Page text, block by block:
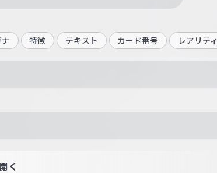
特徴 テキスト カード番号 レアリティ
く